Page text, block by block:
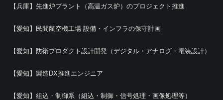
【兵庫】先進炉プラント（高温ガス炉）のプロジェクト推進
【愛知】民間航空機工場 設備・インフラの保守計画
【愛知】防衛プロダクト設計開発（デジタル・アナログ・電装設計）
【愛知】製造DX推進エンジニア
【愛知】組込・制御系（組込・制御・信号処理・画像処理等）